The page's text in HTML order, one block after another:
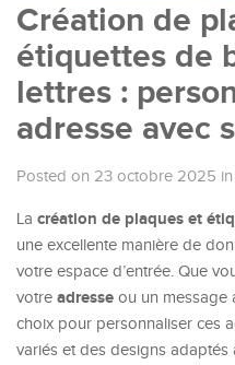
Création de
étiquettes de
lettres :
adresse avec
Posted on 23 octobre 2025 in
La création de plaques et
une excellente manière de
votre espace d’entrée. Que
votre adresse ou un message
choix pour personnaliser ces
variés et des designs